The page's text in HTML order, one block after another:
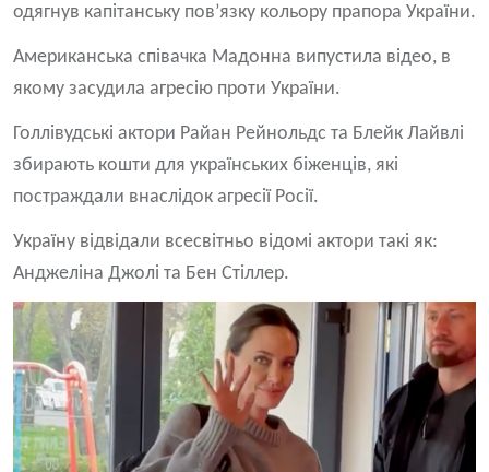
одягнув капітанську пов’язку кольору прапора України.
Американська співачка Мадонна випустила відео, в
якому засудила агресію проти України.
Голлівудські актори Райан Рейнольдс та Блейк Лайвлі
збирають кошти для українських біженців, які
постраждали внаслідок агресії Росії.
Україну відвідали всесвітньо відомі актори такі як:
Анджеліна Джолі та Бен Стіллер.